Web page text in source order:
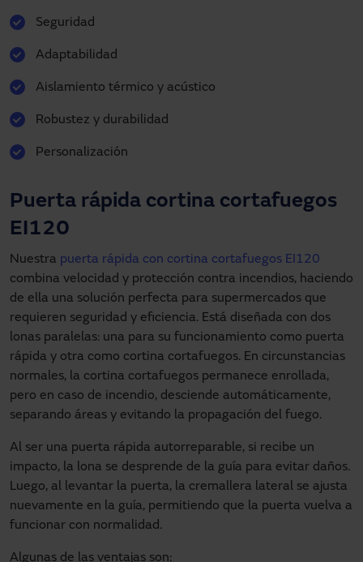
Seguridad
Adaptabilidad
Aislamiento térmico y acústico
Robustez y durabilidad
Personalización
Puerta rápida cortina cortafuegos
EI120
Nuestra puerta rápida con cortina cortafuegos EI120
combina velocidad y protección contra incendios, haciendo
de ella una solución perfecta para supermercados que
requieren seguridad y eficiencia. Está diseñada con dos
lonas paralelas: una para su funcionamiento como puerta
rápida y otra como cortina cortafuegos. En circunstancias
normales, la cortina cortafuegos permanece enrollada,
pero en caso de incendio, desciende automáticamente,
separando áreas y evitando la propagación del fuego.
Al ser una puerta rápida autorreparable, si recibe un
impacto, la lona se desprende de la guía para evitar daños.
Luego, al levantar la puerta, la cremallera lateral se ajusta
nuevamente en la guía, permitiendo que la puerta vuelva a
funcionar con normalidad.
Algunas de las ventajas son: